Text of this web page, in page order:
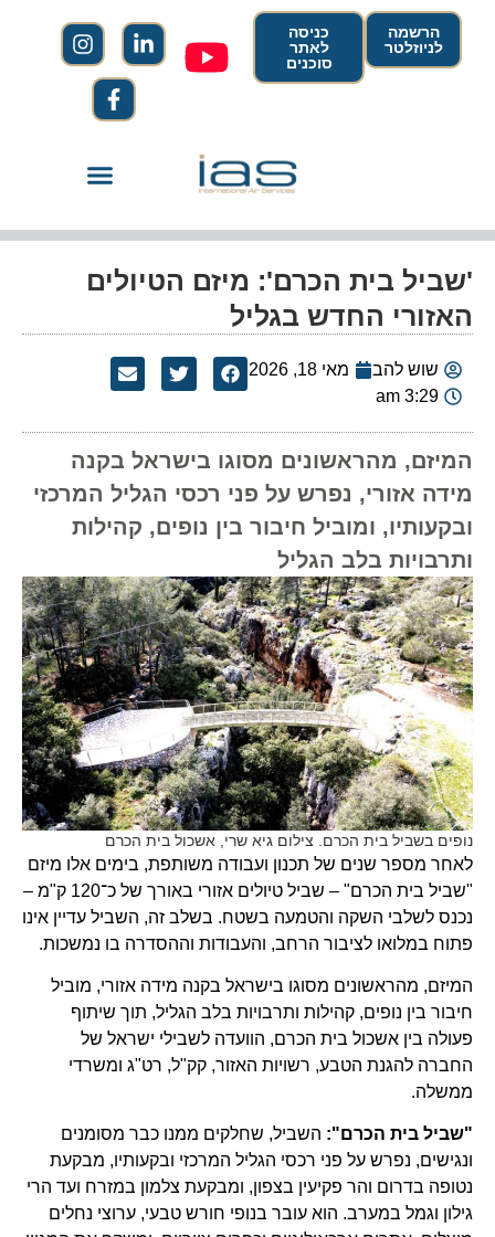
הרשמה
לניוזלטר
כניסה
לאתר
סוכנים
'שביל בית הכרם': מיזם הטיולים
האזורי החדש בגליל
שוש להב
מאי 18, 2026
3:29 am
המיזם, מהראשונים מסוגו בישראל בקנה
מידה אזורי, נפרש על פני רכסי הגליל המרכזי
ובקעותיו, ומוביל חיבור בין נופים, קהילות
ותרבויות בלב הגליל
נופים בשביל בית הכרם. צילום גיא שרי, אשכול בית הכרם
לאחר מספר שנים של תכנון ועבודה משותפת, בימים אלו מיזם
"שביל בית הכרם" – שביל טיולים אזורי באורך של כ־120 ק"מ –
נכנס לשלבי השקה והטמעה בשטח. בשלב זה, השביל עדיין אינו
פתוח במלואו לציבור הרחב, והעבודות וההסדרה בו נמשכות.
המיזם, מהראשונים מסוגו בישראל בקנה מידה אזורי, מוביל
חיבור בין נופים, קהילות ותרבויות בלב הגליל, תוך שיתוף
פעולה בין אשכול בית הכרם, הוועדה לשבילי ישראל של
החברה להגנת הטבע, רשויות האזור, קק"ל, רט"ג ומשרדי
ממשלה.
"שביל בית הכרם": השביל, שחלקים ממנו כבר מסומנים
ונגישים, נפרש על פני רכסי הגליל המרכזי ובקעותיו, מבקעת
נטופה בדרום והר פקיעין בצפון, ומבקעת צלמון במזרח ועד הרי
גילון וגמל במערב. הוא עובר בנופי חורש טבעי, ערוצי נחלים